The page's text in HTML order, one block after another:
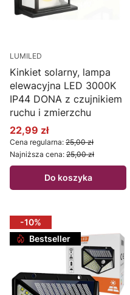
LUMILED
Kinkiet solarny, lampa
elewacyjna LED 3000K
IP44 DONA z czujnikiem
ruchu i zmierzchu
Cena promocyjna
22,99 zł
Cena regularna: 25,00 zł
Najniższa cena: 25,00 zł
Do koszyka
-10%
Bestseller